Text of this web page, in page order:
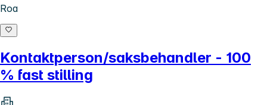
Roa
Kontaktperson/saksbehandler - 100
% fast stilling